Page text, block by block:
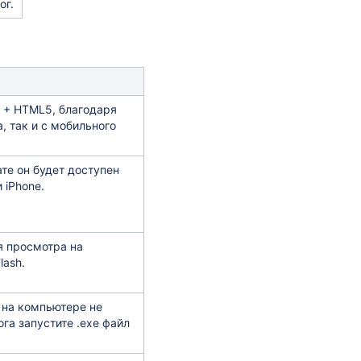
HTML5, благодаря
так и с мобильного
он будет доступен
iPhone.
просмотра на
компьютере не
запустите .exe файл